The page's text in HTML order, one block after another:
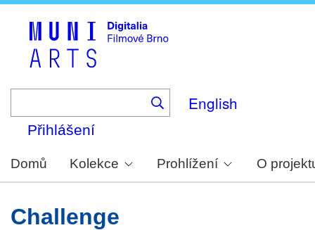
English
Přihlášení
Domů Kolekce Prohlížení O
Challenge